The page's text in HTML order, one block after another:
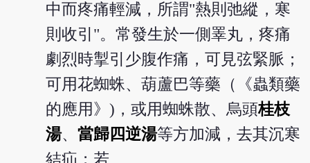
中而疼痛輕減，所謂"熱則弛縱，寒
則收引"。常發生於一側睪丸，疼痛
劇烈時掣引少腹作痛，可見弦緊脈；
可用花蜘蛛、葫蘆巴等藥（《蟲類藥
的應用》)，或用蜘蛛散、烏頭桂枝
湯、當歸四逆湯等方加減，去其沉寒
結疝；若